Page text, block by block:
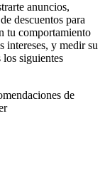
anuncios,
descuentos para
tu comportamiento
intereses, y medir su
siguientes
de